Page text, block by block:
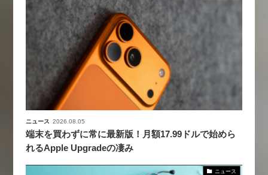
ニュース 2026.08.05
端末を買わずに常に最新版！月額17.99ドルで始めら
れるApple Upgradeの凄み
ニュース